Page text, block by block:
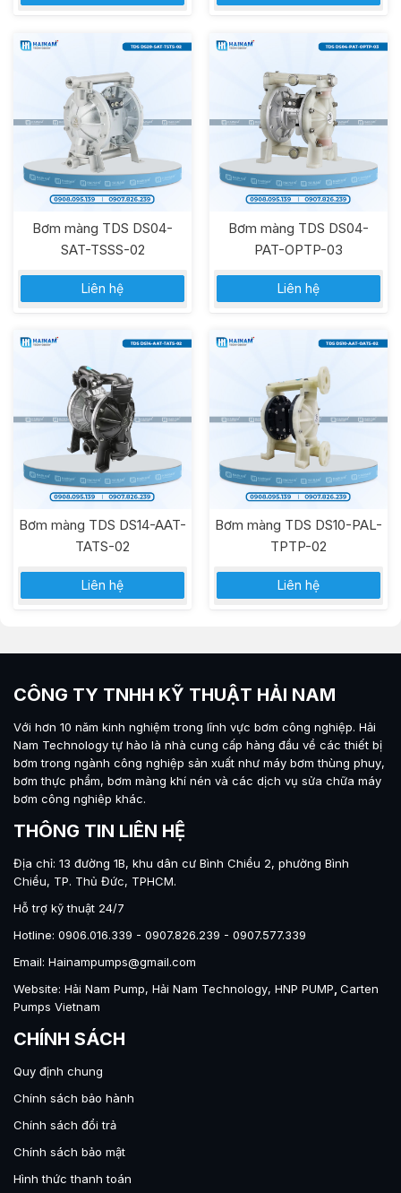
Bơm màng TDS DS04-
SAT-TSSS-02
Liên hệ
Bơm màng TDS DS04-
PAT-OPTP-03
Liên hệ
Bơm màng TDS DS14-AAT-
TATS-02
Liên hệ
Bơm màng TDS DS10-PAL-
TPTP-02
Liên hệ
CÔNG TY TNHH KỸ THUẬT HẢI NAM
Với hơn 10 năm kinh nghiệm trong lĩnh vực bơm công nghiệp. Hải
Nam Technologytự hào là nhà cung cấp hàng đầu về các thiết bị
bơm trong ngành công nghiệp sản xuất như máy bơm thùng phuy,
bơm thực phẩm, bơm màng khí nén và các dịch vụ sửa chữa máy
bơm công nghiêp khác.
THÔNG TIN LIÊN HỆ
Địa chỉ: 13 đường 1B, khu dân cư Bình Chiểu 2, phường Bình
Chiểu, TP. Thủ Đức, TPHCM.
Hỗ trợ kỹ thuật 24/7
Hotline: 0906.016.339 - 0907.826.239 - 0907.577.339
Email: Hainampumps@gmail.com
Website: Hải Nam Pump, Hải Nam Technology, HNP PUMP, Carten
Pumps Vietnam
CHÍNH SÁCH
Quy định chung
Chính sách bảo hành
Chính sách đổi trả
Chính sách bảo mật
Hình thức thanh toán